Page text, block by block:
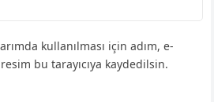
kullanılması için adım, e-
bu tarayıcıya kaydedilsin.